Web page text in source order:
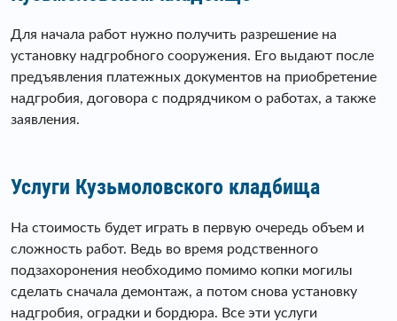
Для начала работ нужно получить разрешение на
установку надгробного сооружения. Его выдают после
предъявления платежных документов на приобретение
надгробия, договора с подрядчиком о работах, а также
заявления.
Услуги Кузьмоловского кладбища
На стоимость будет играть в первую очередь объем и
сложность работ. Ведь во время родственного
подзахоронения необходимо помимо копки могилы
сделать сначала демонтаж, а потом снова установку
надгробия, оградки и бордюра. Все эти услуги